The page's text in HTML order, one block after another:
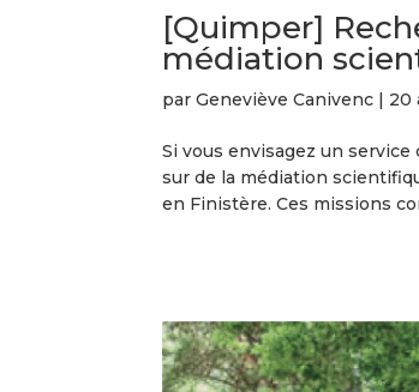
[Quimper]
médiation
par Geneviève Canivenc| 20
Si vous envisagez un
sur de la médiation
en Finistère. Ces missions